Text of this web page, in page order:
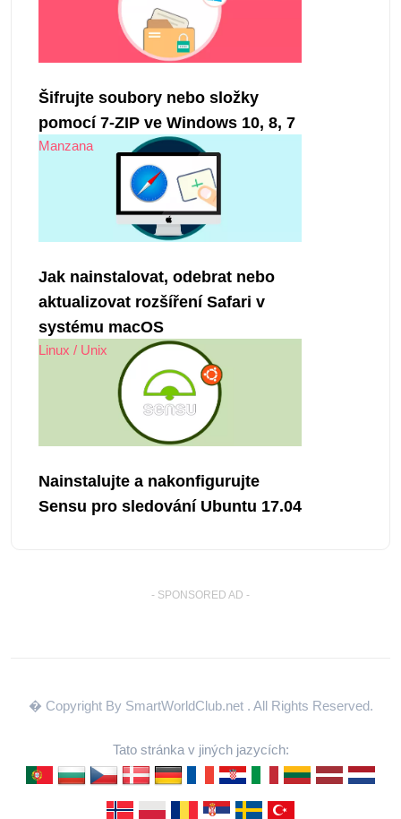
Šifrujte soubory nebo složky
pomocí 7-ZIP ve Windows 10, 8, 7
Manzana
Jak nainstalovat, odebrat nebo
aktualizovat rozšíření Safari v
systému macOS
Linux / Unix
Nainstalujte a nakonfigurujte
Sensu pro sledování Ubuntu 17.04
- SPONSORED AD -
� Copyright By SmartWorldClub.net . All Rights Reserved.
Tato stránka v jiných jazycích: